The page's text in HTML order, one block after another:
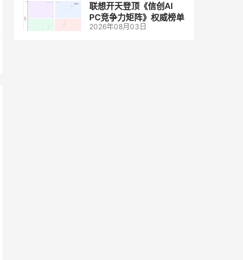
联想开天登顶《信创AI
PC竞争力矩阵》权威榜单
2026年08月03日